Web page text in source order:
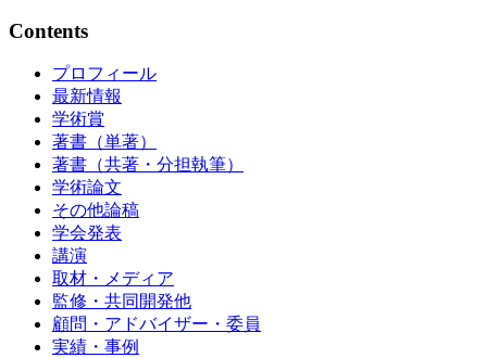
Contents
プロフィール
最新情報
学術賞
著書（単著）
著書（共著・分担執筆）
学術論文
その他論稿
学会発表
講演
取材・メディア
監修・共同開発他
顧問・アドバイザー・委員
実績・事例